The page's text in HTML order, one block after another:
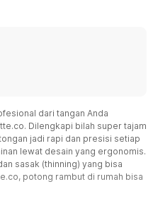
dari tangan Anda
Dilengkapi bilah super tajam
jadi rapi dan presisi setiap
lewat desain yang ergonomis.
sasak (thinning) yang bisa
potong rambut di rumah bisa